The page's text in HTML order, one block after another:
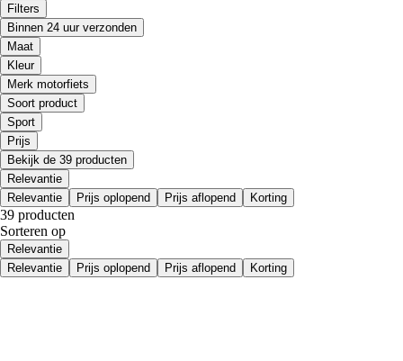
Filters
Binnen 24 uur verzonden
Maat
Kleur
Merk motorfiets
Soort product
Sport
Prijs
Bekijk de 39 producten
Relevantie
Relevantie
Prijs oplopend Prijs aflopend Korting
39 producten
Sorteren op
Relevantie
Relevantie
Prijs oplopend Prijs aflopend Korting